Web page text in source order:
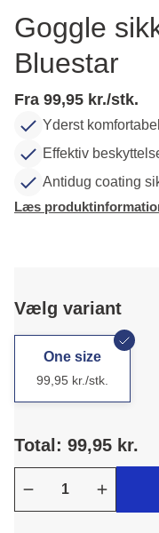
Goggle
Bluestar
Fra 99,95 kr./stk.
Yderst
Effektiv
Antidug coating
Læs
Vælg variant
One size
99,95 kr./stk.
Total: 99,95 kr.